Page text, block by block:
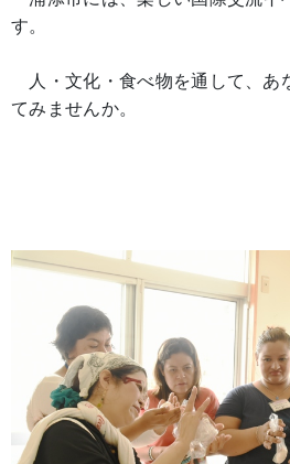
す。
人・文化・食べ物を通して、あ
てみませんか。